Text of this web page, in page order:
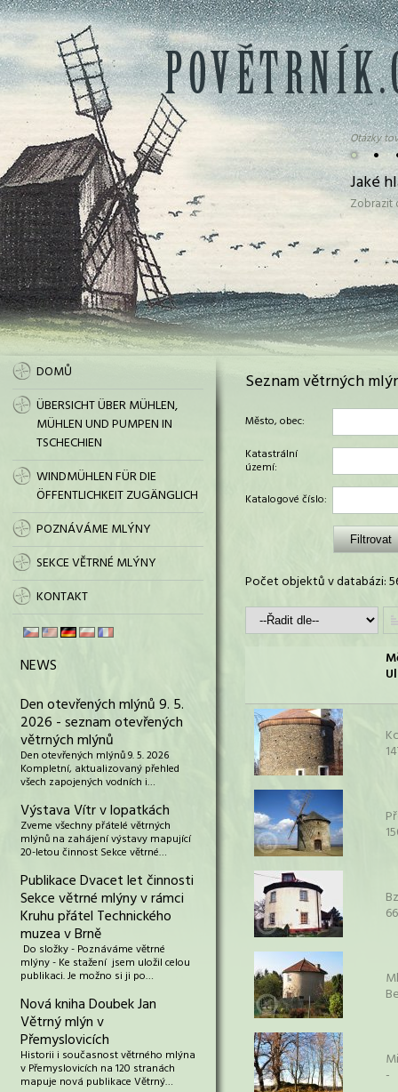
• •
Otázky
Jaké
DOMŮ
ÜBERSICHT ÜBER MÜHLEN,
MÜHLEN UND PUMPEN IN
TSCHECHIEN
WINDMÜHLEN FÜR DIE
ÖFFENTLICHKEIT ZUGÄNGLICH
POZNÁVÁME MLÝNY
SEKCE VĚTRNÉ MLÝNY
KONTAKT
NEWS
Den otevřených mlýnů 9. 5.
2026 - seznam otevřených
větrných mlýnů
Den otevřených mlýnů 9. 5. 2026
Kompletní, aktualizovaný přehled
všech zapojených vodních i…
Výstava Vítr v lopatkách
Zveme všechny přátelé větrných
mlýnů na zahájení výstavy mapující
20-letou činnost Sekce větrné…
Publikace Dvacet let činnosti
Sekce větrné mlýny v rámci
Kruhu přátel Technického
muzea v Brně
Do složky - Poznáváme větrné
mlýny - Ke stažení jsem uložil celou
publikaci. Je možno si ji po…
Nová kniha Doubek Jan
Větrný mlýn v
Přemyslovicích
Historii i současnost větrného mlýna
v Přemyslovicích na 120 stranách
mapuje nová publikace Větrný…
Seznam větrných
Město, obec:
Katastrální
území:
Katalogové číslo:
Počet objektů v databázi:
66
-